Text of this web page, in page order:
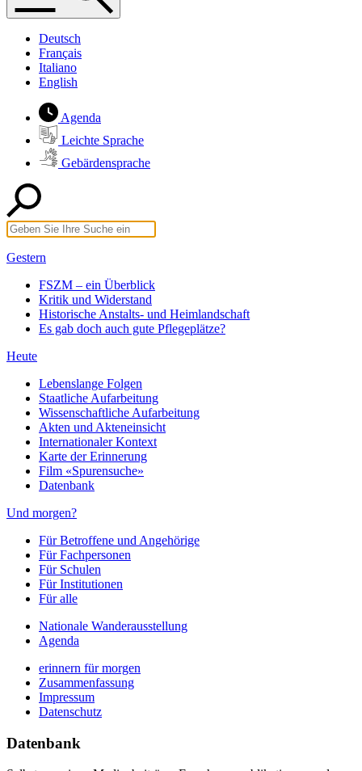
Deutsch
Français
Italiano
English
Agenda
Leichte Sprache
Gebärdensprache
Gestern
FSZM – ein Überblick
Kritik und Widerstand
Historische Anstalts- und Heimlandschaft
Es gab doch auch gute Pflegeplätze?
Heute
Lebenslange Folgen
Staatliche Aufarbeitung
Wissenschaftliche Aufarbeitung
Akten und Akteneinsicht
Internationaler Kontext
Karte der Erinnerung
Film «Spurensuche»
Datenbank
Und morgen?
Für Betroffene und Angehörige
Für Fachpersonen
Für Schulen
Für Institutionen
Für alle
Nationale Wanderausstellung
Agenda
erinnern für morgen
Zusammenfassung
Impressum
Datenschutz
Datenbank